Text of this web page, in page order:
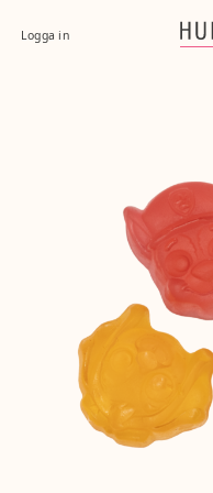
Logga in